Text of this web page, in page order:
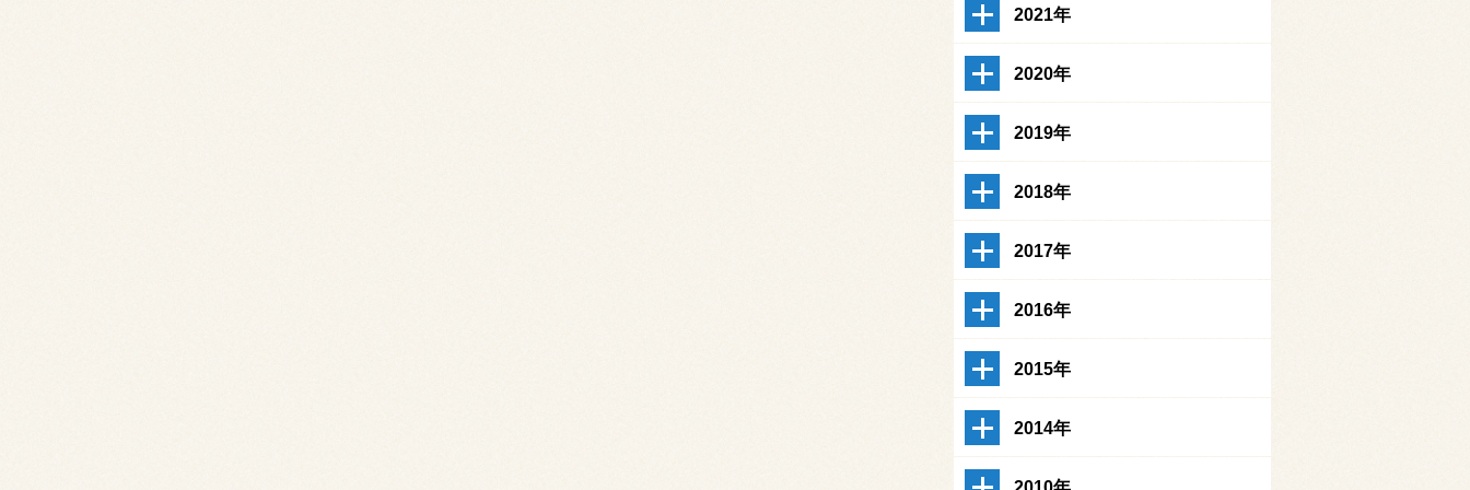
2021年
2020年
2019年
2018年
2017年
2016年
2015年
2014年